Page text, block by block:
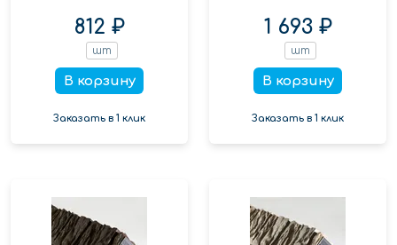
812 ₽
шт
В корзину
Заказать в 1 клик
1 693 ₽
шт
В корзину
Заказать в 1 клик